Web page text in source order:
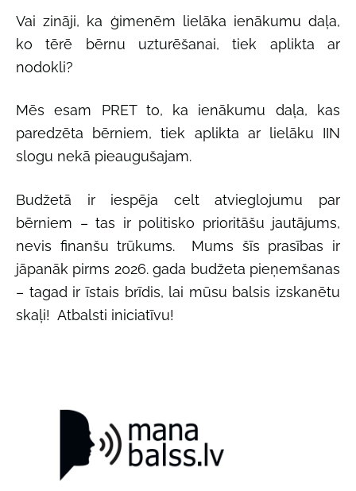
Vai zināji, ka ģimenēm lielāka ienākumu daļa,
ko tērē bērnu uzturēšanai, tiek aplikta ar
nodokli?
Mēs esam PRET to, ka ienākumu daļa, kas
paredzēta bērniem, tiek aplikta ar lielāku IIN
slogu nekā pieaugušajam.
Budžetā ir iespēja celt atvieglojumu par
bērniem – tas ir politisko prioritāšu jautājums,
nevis finanšu trūkums. Mums šīs prasības ir
jāpanāk pirms 2026. gada budžeta pieņemšanas
– tagad ir īstais brīdis, lai mūsu balsis izskanētu
skaļi! Atbalsti iniciatīvu!